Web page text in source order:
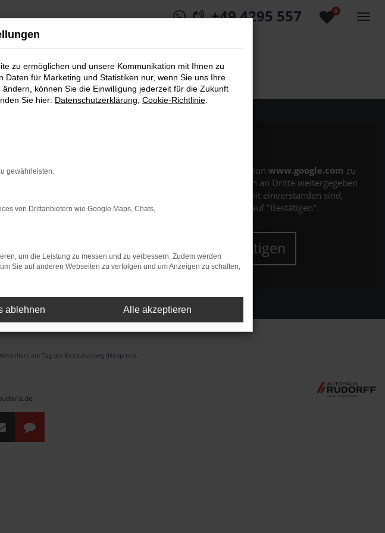
0
+49 4295 557
Uhr
Es wird versucht, Inhalte von www.google.com zu
laden. Dabei können Daten an Dritte weitergegeben
werden. Wenn Sie damit einverstanden sind,
klicken Sie bitte auf "Bestätigen".
Bestätigen
am Tag der Erstzulassung (Neupreis).
zu ermöglichen und unsere Kommunikation mit Ihnen zu
für Marketing und Statistiken nur, wenn Sie uns Ihre
können Sie die Einwilligung jederzeit für die Zukunft
Sie hier: Datenschutzerklärung Cookie-Richtlinie
gewährleisten.
von Drittanbietern wie Google Maps, Chats,
um die Leistung zu messen und zu verbessern. Zudem werden
Sie auf anderen Webseiten zu verfolgen und um Anzeigen zu schalten,
ablehnen Alle akzeptieren